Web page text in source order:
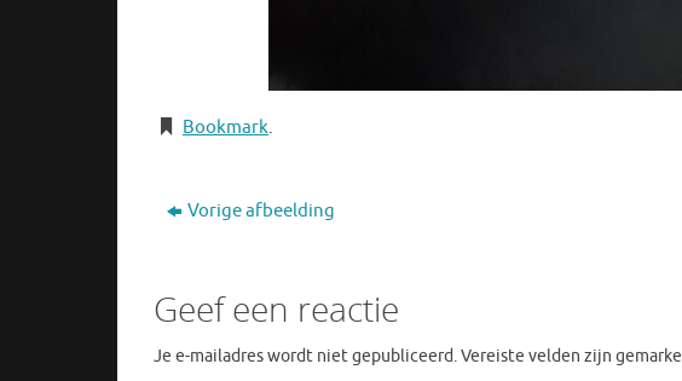
Bookmark.
Vorige afbeelding
Geef een reactie
Je e-mailadres wordt niet gepubliceerd.Vereiste velden zijn